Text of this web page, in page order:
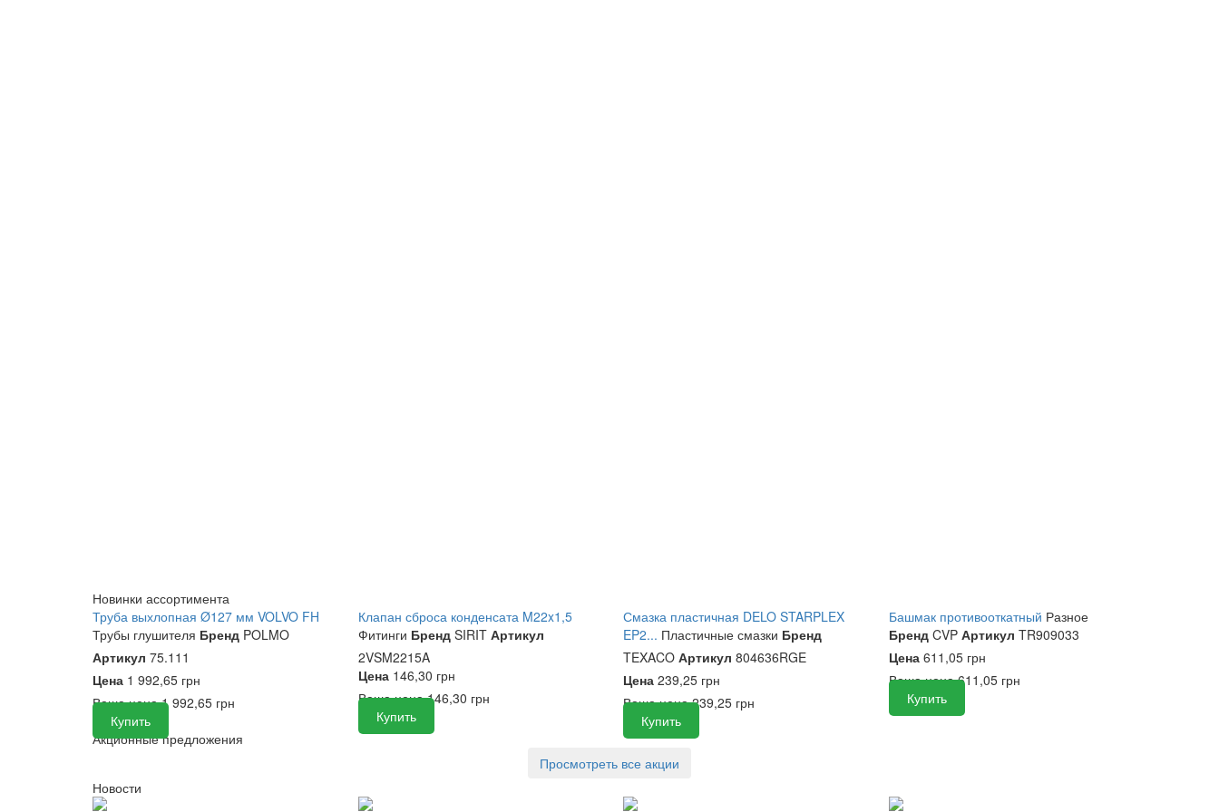
Новинки ассортимента
Труба выхлопная Ø127 мм VOLVO FH
Трубы глушителя Бренд POLMO
Артикул 75.111
Цена 1 992,65 грн
Ваша цена 1 992,65 грн
Купить
Клапан сброса конденсата M22x1,5
Фитинги БрендSIRIT Артикул
2VSM2215A
Цена146,30 грн
Ваша цена 146,30 грн
Купить
Смазка пластичная DELO STARPLEX
EP2... Пластичные смазки Бренд
TEXACO Артикул 804636RGE
Цена 239,25 грн
Ваша цена 239,25 грн
Купить
Башмак противооткатный Разное
БрендCVP Артикул TR909033
Цена611,05 грн
Ваша цена 611,05 грн
Купить
Акционные предложения
Просмотреть все акции
Новости